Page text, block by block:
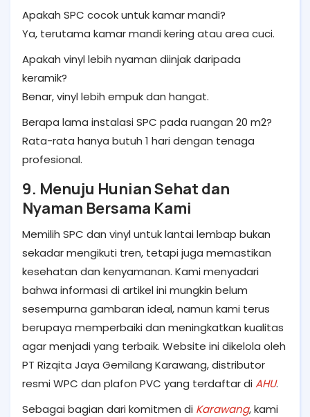
Apakah SPC cocok untuk kamar mandi?
Ya, terutama kamar mandi kering atau area cuci.
Apakah vinyl lebih nyaman diinjak daripada
keramik?
Benar, vinyl lebih empuk dan hangat.
Berapa lama instalasi SPC pada ruangan 20 m2?
Rata-rata hanya butuh 1 hari dengan tenaga
profesional.
9. Menuju Hunian Sehat dan
Nyaman Bersama Kami
Memilih SPC dan vinyl untuk lantai lembap bukan
sekadar mengikuti tren, tetapi juga memastikan
kesehatan dan kenyamanan. Kami menyadari
bahwa informasi di artikel ini mungkin belum
sesempurna gambaran ideal, namun kami terus
berupaya memperbaiki dan meningkatkan kualitas
agar menjadi yang terbaik. Website ini dikelola oleh
PT Rizqita Jaya Gemilang Karawang, distributor
resmi WPC dan plafon PVC yang terdaftar diAHU.
Sebagai bagian dari komitmen di Karawang, kami